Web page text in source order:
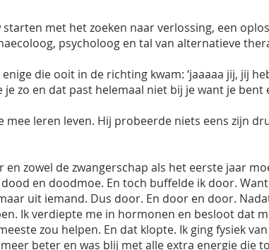
met het zoeken naar verlossing, een
psycholoog en tal van alternatieve
die ooit in de richting kwam: ‘jaaaaa jij, jij
zo en dat past helemaal niet bij je want je bent
mee leren leven. Hij probeerde niets eens zijn
zowel de zwangerschap als het eerste jaar
en doodmoe. En toch buffelde ik door.
uit iemand. Dus door. En door en door.
Ik verdiepte me in hormonen en besloot dat
zou helpen. En dat klopte. Ik ging fysiek van
beter en was blij met alle extra energie die